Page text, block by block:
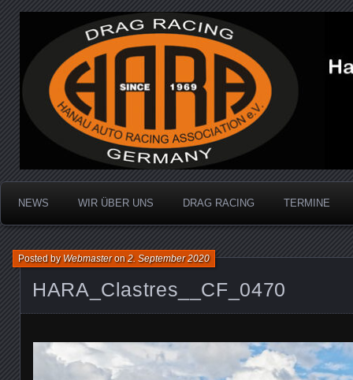
Hanau Auto Racing
Dragracing auf der 1/4 Meile
NEWS WIR ÜBER UNS DRAG RACING TERMINE
HARA_Clastres__CF_0470
Posted byWebmasteron2. September 2020